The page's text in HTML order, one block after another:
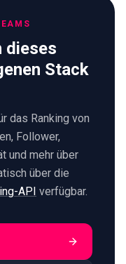
dieses
Stack
das Ranking von
Follower,
und mehr über
über die
API verfügbar.